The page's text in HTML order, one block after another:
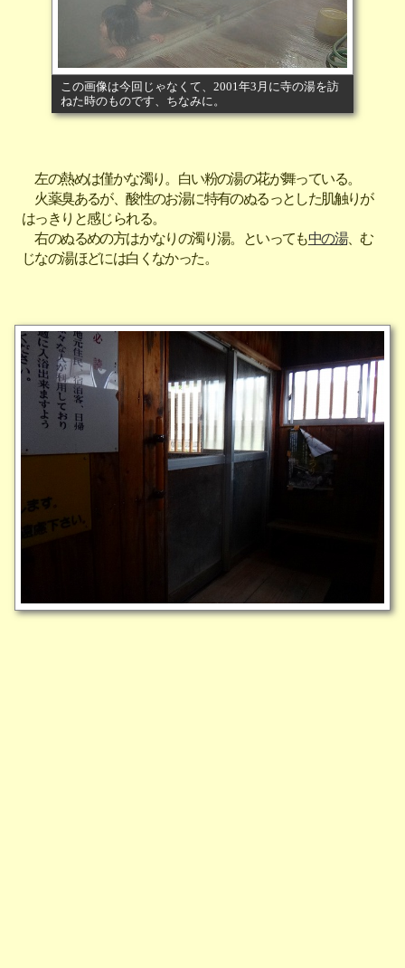
この画像は今回じゃなくて、2001年3月に寺の湯を訪
ねた時のものです、ちなみに。
左の熱めは僅かな濁り。白い粉の湯の花が舞っている。
火薬臭あるが、酸性のお湯に特有のぬるっとした肌触りが
はっきりと感じられる。
右のぬるめの方はかなりの濁り湯。といっても中の湯、む
じなの湯ほどには白くなかった。